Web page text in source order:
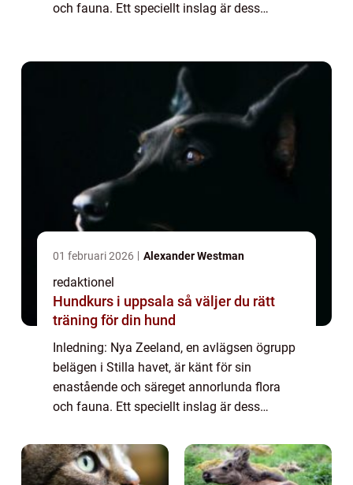
och fauna. Ett speciellt inslag är dess
01 februari 2026 Alexander Westman
redaktionel
Hundkurs i uppsala så väljer du rätt
träning för din hund
Inledning: Nya Zeeland, en avlägsen ögrupp
belägen i Stilla havet, är känt för sin
enastående och säreget annorlunda flora
och fauna. Ett speciellt inslag är dess
resten av världen i miljontals år. Med otrol...